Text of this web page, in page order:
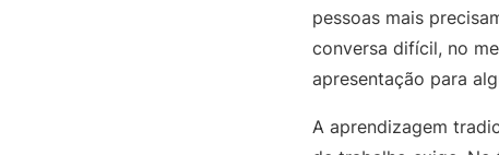
pessoas mais
conversa difícil, no
apresentação para
A aprendizagem